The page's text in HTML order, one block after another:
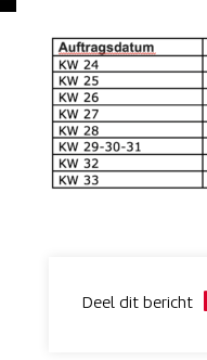
Deel dit bericht